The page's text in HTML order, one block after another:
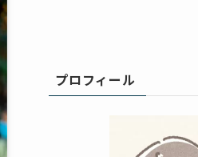
プロフィール